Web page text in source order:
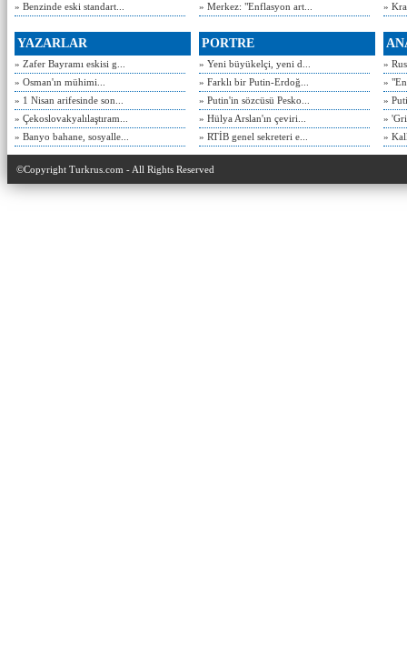
» Benzinde eski standart...
» Merkez: "Enflasyon art...
»
YAZARLAR
» Zafer Bayramı eskisi g...
» Osman'ın mühimi...
» 1 Nisan arifesinde son...
» Çekoslovakyalılaştıram...
» Banyo bahane, sosyalle...
PORTRE
» Yeni büyükelçi, yeni d...
» Farklı bir Putin-Erdoğ...
» Putin'in sözcüsü Pesko...
» Hülya Arslan'ın çeviri...
» RTİB genel sekreteri e...
»
»
»
»
»
©Copyright Turkrus.com - All Rights Reserved